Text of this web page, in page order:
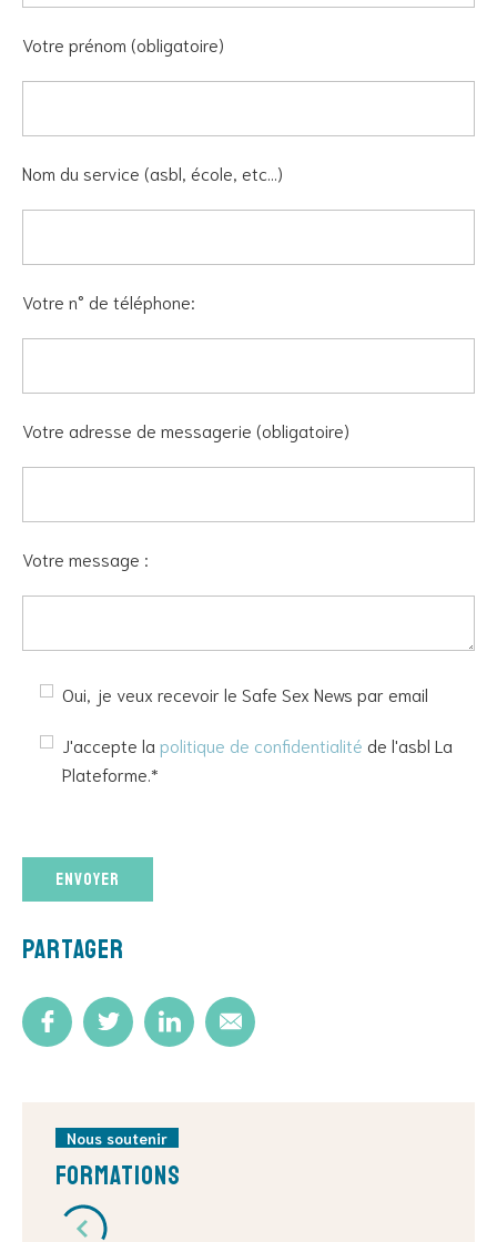
Votre prénom (obligatoire)
Nom du service (asbl, école, etc...)
Votre n° de téléphone:
Votre adresse de messagerie (obligatoire)
Votre message :
Oui, je veux recevoir le Safe Sex News par email
J'accepte la politique de confidentialité de l'asbl La
Plateforme.*
laisser
ce
champ
vide.
Partager
Nous soutenir
Formations